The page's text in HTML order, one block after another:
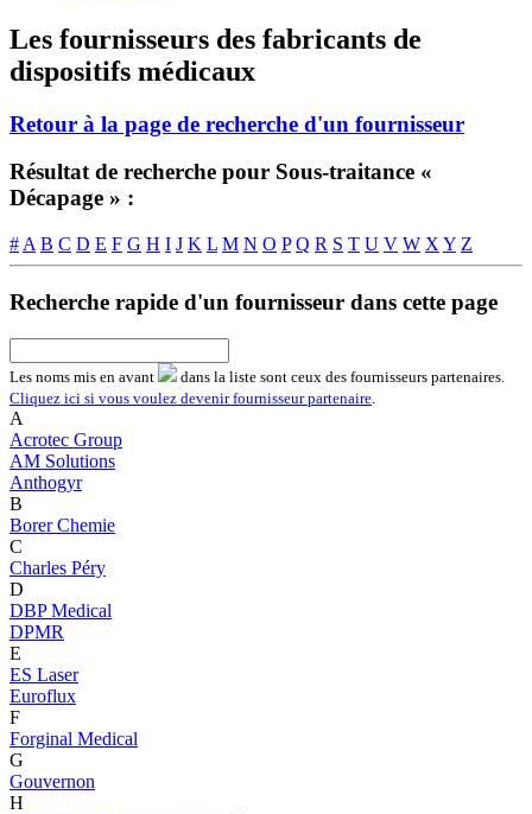
Les fournisseurs des fabricants de
dispositifs médicaux
Retour à la page de recherche d'un fournisseur
Résultat de recherche pour Sous-traitance «
Décapage » :
# A B C D E F G H I J K L M N O P Q R S T U V W X Y Z
Recherche rapide d'un fournisseur dans cette page
Les noms mis en avant
dans la liste sont ceux des fournisseurs partenaires.
Cliquez ici si vous voulez devenir fournisseur partenaire
A
Acrotec Group
AM Solutions
Anthogyr
B
Borer Chemie
C
Charles Péry
D
DBP Medical
DPMR
E
ES Laser
Euroflux
F
Forginal Medical
G
Gouvernon
H